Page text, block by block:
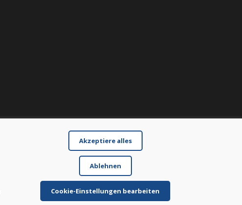
Akzeptiere alles
Ablehnen
Cookie-Einstellungen bearbeiten